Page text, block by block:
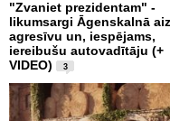
"Zvaniet prezidentam" -
likumsargi Āgenskalnā
agresīvu un, iespējams,
iereibušu autovadītāju (+
VIDEO)
3